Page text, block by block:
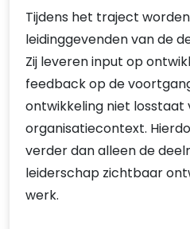
Tijdens het traject
leidinggevenden van de
Zij leveren input op
feedback op de
ontwikkeling niet losstaat
organisatiecontext.
verder dan alleen de
leiderschap zichtbaar
werk.